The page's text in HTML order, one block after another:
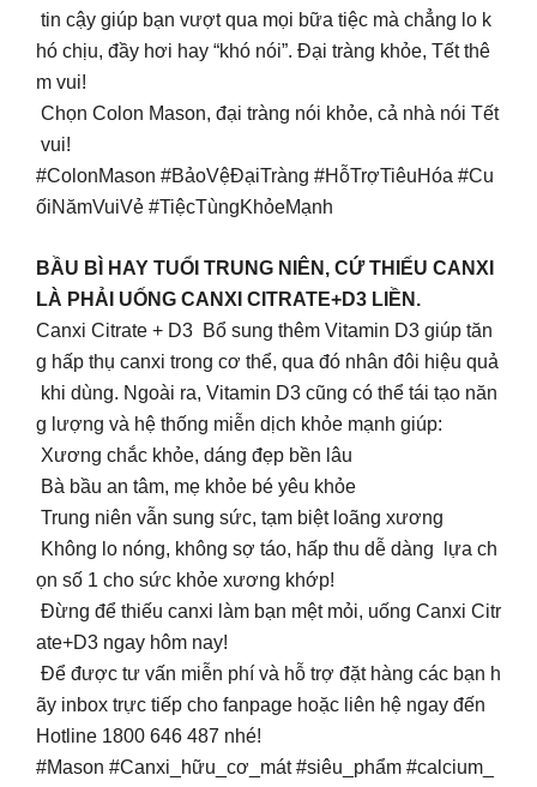
tin cậy giúp bạn vượt qua mọi bữa tiệc mà chẳng lo k
hó chịu, đầy hơi hay “khó nói”. Đại tràng khỏe, Tết thê
m vui!
Chọn Colon Mason, đại tràng nói khỏe, cả nhà nói Tết
vui!
#ColonMason #BảoVệĐạiTràng #HỗTrợTiêuHóa #Cu
ốiNămVuiVẻ #TiệcTùngKhỏeMạnh
BẦU BÌ HAY TUỔI TRUNG NIÊN, CỨ THIẾU CANXI
LÀ PHẢI UỐNG CANXI CITRATE+D3 LIỀN.
Canxi Citrate + D3 Bổ sung thêm Vitamin D3 giúp tăn
g hấp thụ canxi trong cơ thể, qua đó nhân đôi hiệu quả
khi dùng. Ngoài ra, Vitamin D3 cũng có thể tái tạo năn
g lượng và hệ thống miễn dịch khỏe mạnh giúp:
Xương chắc khỏe, dáng đẹp bền lâu
Bà bầu an tâm, mẹ khỏe bé yêu khỏe
Trung niên vẫn sung sức, tạm biệt loãng xương
Không lo nóng, không sợ táo, hấp thu dễ dàng lựa ch
ọn số 1 cho sức khỏe xương khớp!
Đừng để thiếu canxi làm bạn mệt mỏi, uống Canxi Citr
ate+D3 ngay hôm nay!
Để được tư vấn miễn phí và hỗ trợ đặt hàng các bạn h
ãy inbox trực tiếp cho fanpage hoặc liên hệ ngay đến
Hotline 1800 646 487 nhé!
#Mason #Canxi_hữu_cơ_mát #siêu_phẩm #calcium_